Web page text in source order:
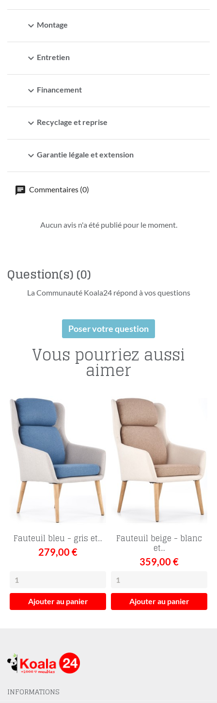
expand_more Montage
expand_more Entretien
expand_more Financement
expand_more Recyclage et reprise
expand_more Garantie légale et extension
Commentaires (0)
Aucun avis n'a été publié pour le moment.
Question(s)(0)
La Communauté Koala24 répond à vos questions
Poser votre question
Vous pourriez aussi
aimer
Fauteuil bleu - gris et...
279,00 €
Ajouter au panier
Fauteuil beige - blanc
et...
359,00 €
Ajouter au panier
INFORMATIONS